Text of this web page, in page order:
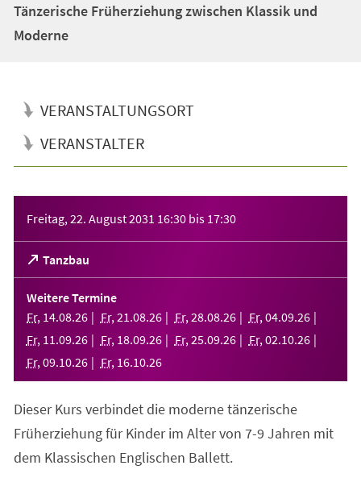
Tänzerische Früherziehung zwischen Klassik und
Moderne
VERANSTALTUNGSORT
VERANSTALTER
Freitag, 22. August 2031 16:30 bis 17:30
Tanzbau
(Öffnet
in
einem
neuen
Tab)
Weitere Termine
Fr, 14.08.26 Fr, 21 .08.26 Fr, 28.08.26 Fr, 04.09.26
Fr, 11 .09.26 Fr, 18.09.26 Fr, 25.09.26 Fr, 02.10.26
Fr, 09.10.26 Fr, 16.10.26
Dieser Kurs verbindet die moderne tänzerische
Früherziehung für Kinder im Alter von 7-9 Jahren mit
dem Klassischen Englischen Ballett.